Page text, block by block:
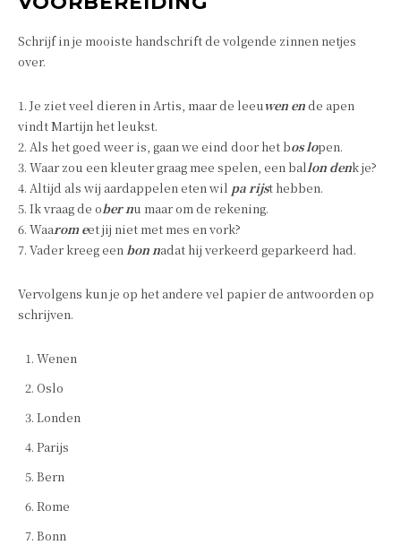
Schrijf in je mooiste handschrift de volgende zinnen netjes
over.
1. Je ziet veel dieren in Artis, maar de leeuwen ende apen
vindt Martijn het leukst.
2. Als het goed weer is, gaan we eind door het bos lopen.
3. Waar zou een kleuter graag mee spelen, een ballon denk je?
4. Altijd als wij aardappelen eten wil pa rijst hebben.
5. Ik vraag de ober nu maar om de rekening.
6. Waarom eet jij niet met mes en vork?
7. Vader kreeg eenbon nadat hij verkeerd geparkeerd had.
Vervolgens kun je op het andere vel papier de antwoorden op
schrijven.
Wenen
Oslo
Londen
Parijs
Bern
Rome
Bonn